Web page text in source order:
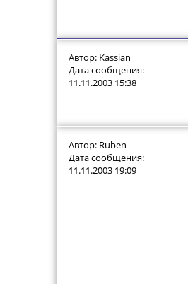
Автор: Kassian
Дата сообщения:
11.11.2003 15:38
Автор: Ruben
Дата сообщения:
11.11.2003 19:09